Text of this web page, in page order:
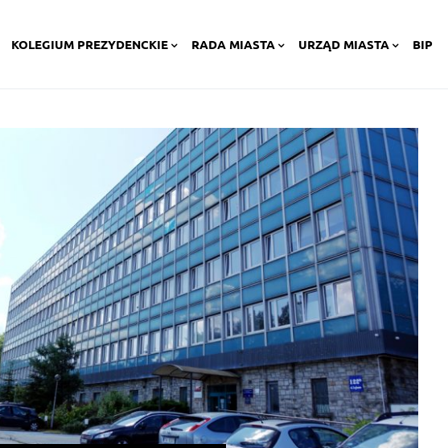
KOLEGIUM PREZYDENCKIE RADA MIASTA URZĄD MIASTA BIP